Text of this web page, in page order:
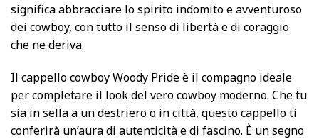
significa abbracciare lo spirito indomito e avventuroso
dei cowboy, con tutto il senso di libertà e di coraggio
che ne deriva.
Il cappello cowboy Woody Pride è il compagno ideale
per completare il look del vero cowboy moderno. Che tu
sia in sella a un destriero o in città, questo cappello ti
conferirà un’aura di autenticità e di fascino. È un segno